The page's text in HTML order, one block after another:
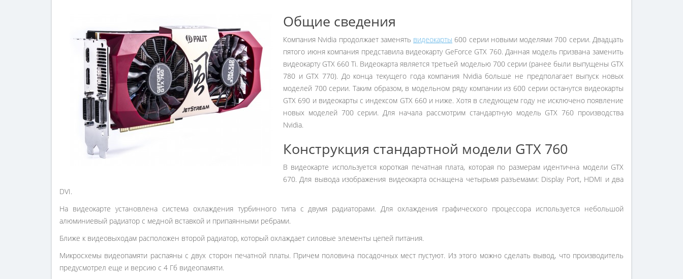
Общие сведения
Компания Nvidia продолжает заменять видеокарты 600 серии новыми моделями 700 серии. Двадцать
пятого июня компания представила видеокарту GeForce GTX 760. Данная модель призвана заменить
видеокарту GTX 660 Ti. Видеокарта является третьей моделью 700 серии (ранее были выпущены GTX
780 и GTX 770). До конца текущего года компания Nvidia больше не предполагает выпуск новых
моделей 700 серии. Таким образом, в модельном ряду компании из 600 серии останутся видеокарты
GTX 690 и видеокарты с индексом GTX 660 и ниже. Хотя в следующем году не исключено появление
новых моделей 700 серии. Для начала рассмотрим стандартную модель GTX 760 производства
Nvidia.
Конструкция стандартной модели GTX 760
В видеокарте используется короткая печатная плата, которая по размерам идентична модели GTX
670. Для вывода изображения видеокарта оснащена четырьмя разъемами: Display Port, HDMI и два
DVI.
На видеокарте установлена система охлаждения турбинного типа с двумя радиаторами. Для охлаждения графического процессора используется небольшой
алюминиевый радиатор с медной вставкой и припаянными ребрами.
Ближе к видеовыходам расположен второй радиатор, который охлаждает силовые элементы цепей питания.
Микросхемы видеопамяти распаяны с двух сторон печатной платы. Причем половина посадочных мест пустуют. Из этого можно сделать вывод, что производитель
предусмотрел еще и версию с 4 Гб видеопамяти.